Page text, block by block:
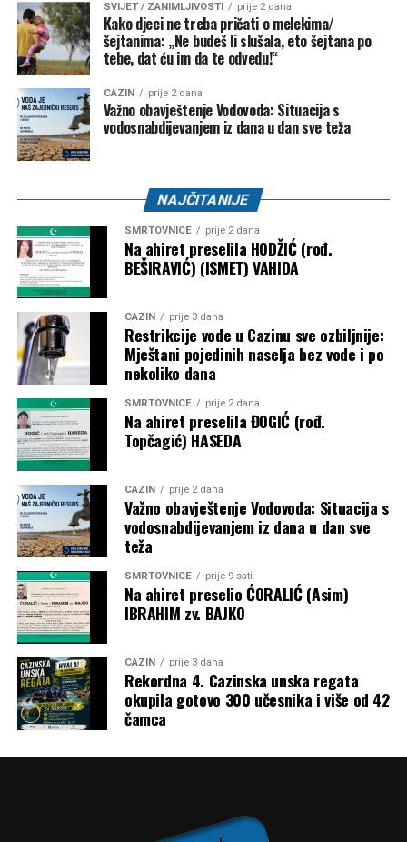
NK “Vitez” –10.000 KM
FK “Bratstvo-Veterani” –5.000 KM
FK “Konjodor” –
FK “Bužim” –3.000 KM
OK “Bužim” –
3.000 KM
ŽOK “Bužim” –1.000 KM
Bosanski Petrovac – 3.500 KM
Udruženje košarkaškog sporta “Mladost” –
Karate klub “Mladost” –1.500 KM
Objavljivanjem kompletne liste korisnika javnost je po prvi
put dobila detaljan uvid u raspodjelu dodatnih budžetskih
sredstava za sport. Ostaje otvoreno pitanje prema kojim su
kriterijima određeni pojedinačni iznosi, budući da
obrazloženje metodologije raspodjele nije objavljeno.
Post
Share
Tweet
Mail
SVIJET / ZANIMLJIVOSTI prije 2 dana
Kako djeci ne treba pričati o melekima/
šejtanima: „Ne budeš li slušala, eto šejtana po
tebe, dat ću im da te odvedu!“
CAZIN prije 2 dana
Važno obavještenje Vodovoda: Situacija s
vodosnabdijevanjem iz dana u dan sve teža
NAJČITANIJE
SMRTOVNICE prije 2 dana
Na ahiret preselila HODŽIĆ (rođ.
BEŠIRAVIĆ) (ISMET) VAHIDA
CAZIN prije 3 dana
Restrikcije vode u Cazinu sve ozbiljnije:
Mještani pojedinih naselja bez vode i po
nekoliko dana
SMRTOVNICE prije 2 dana
Na ahiret preselila ĐOGIĆ (rođ.
Topčagić) HASEDA
CAZIN prije 2 dana
Važno obavještenje Vodovoda: Situacija s
vodosnabdijevanjem iz dana u dan sve
teža
SMRTOVNICE prije 9 sati
Na ahiret preselio ĆORALIĆ (Asim)
IBRAHIM zv. BAJKO
CAZIN prije 3 dana
Rekordna 4. Cazinska unska regata
okupila gotovo 300 učesnika i više od 42
čamca